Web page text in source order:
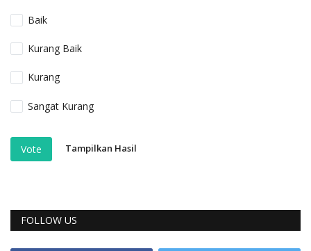
Baik
Kurang Baik
Kurang
Sangat Kurang
Vote Tampilkan Hasil
FOLLOW US